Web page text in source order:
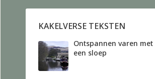
KAKELVERSE TEKSTEN
Ontspannen varen met
een sloep